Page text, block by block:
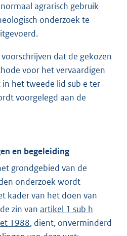
agrarisch gebruik
onderzoek te
dat de gekozen
voor het vervaardigen
het tweede lid sub e ter
voorgelegd aan de
en begeleiding
grondgebied van de
onderzoek wordt
kader van het doen van
zin van artikel 1 sub h
1988, dient, onverminderd